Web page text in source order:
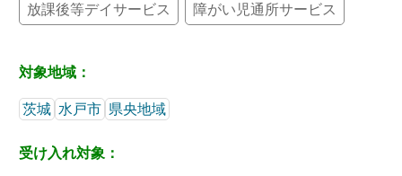
放課後等デイサービス 障がい児通所サービス
対象地域：
茨城 水戸市 県央地域
受け入れ対象：